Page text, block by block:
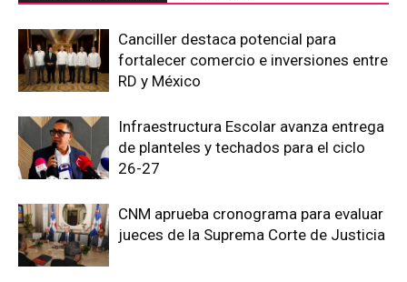
Canciller destaca potencial para
fortalecer comercio e inversiones entre
RD y México
Infraestructura Escolar avanza entrega
de planteles y techados para el ciclo
26-27
CNM aprueba cronograma para evaluar
jueces de la Suprema Corte de Justicia